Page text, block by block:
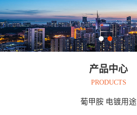
产品中心
PRODUCTS
葡甲胺 电镀用途